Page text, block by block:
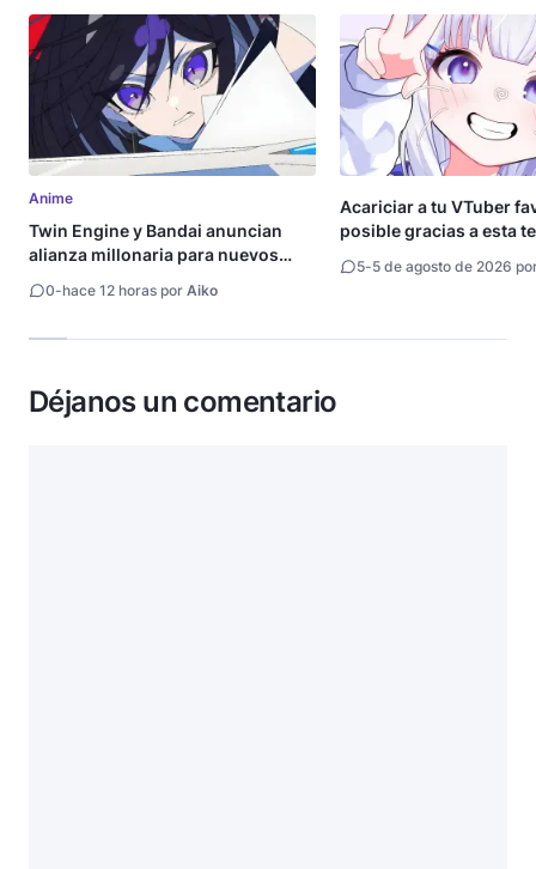
Anime
Twin Engine y Bandai anuncian
alianza millonaria para nuevos
0-hace 12 horas por Aiko
Acariciar a tu VTuber
posible gracias a esta
5-5 de agosto de 2026
Déjanos un comentario